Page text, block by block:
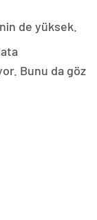
de yüksek.
Bunu da göz